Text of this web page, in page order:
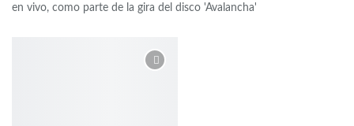
en vivo, como parte de la gira del disco 'Avalancha'